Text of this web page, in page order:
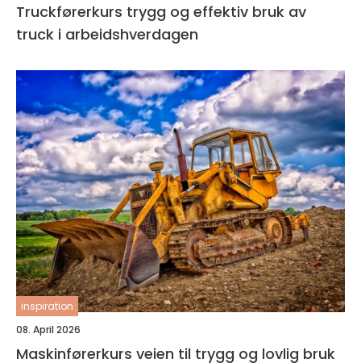
Truckførerkurs trygg og effektiv bruk av
truck i arbeidshverdagen
inspiration
08. April 2026
Maskinførerkurs veien til trygg og lovlig bruk